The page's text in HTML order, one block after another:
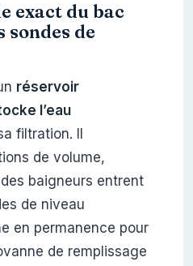
exact du bac
sondes de
réservoir
l’eau
filtration. Il
de volume,
baigneurs entrent
de niveau
en permanence pour
de remplissage